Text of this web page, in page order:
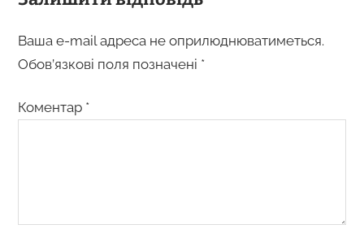
Ваша e-mail адреса не оприлюднюватиметься.
Обов’язкові поля позначені *
Коментар *